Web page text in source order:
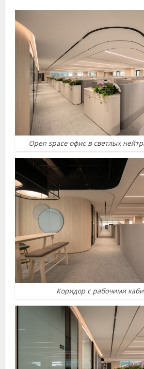
Open space офис в светлых
Коридор с рабочими